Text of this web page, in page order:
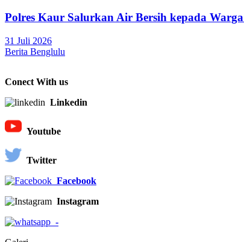
Polres Kaur Salurkan Air Bersih kepada
31 Juli 2026
Berita Benglulu
Conect With us
Linkedin
Youtube
Twitter
Facebook
Instagram
-